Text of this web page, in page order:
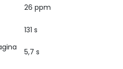
26 ppm
131 s
5,7 s